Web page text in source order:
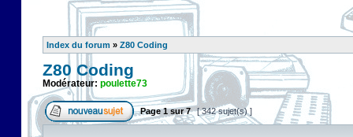
Index du forum » Z80 Coding
Z80 Coding
Modérateur: poulette73
Page1sur7 [ 342 sujet(s) ]